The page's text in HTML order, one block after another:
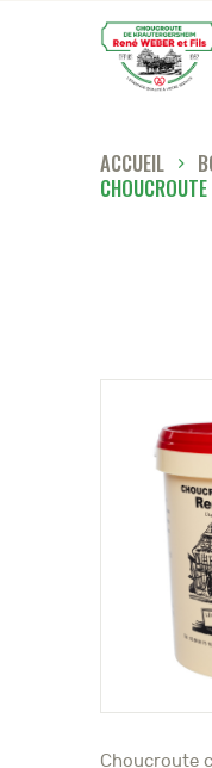
ACCUEIL
Choucroute